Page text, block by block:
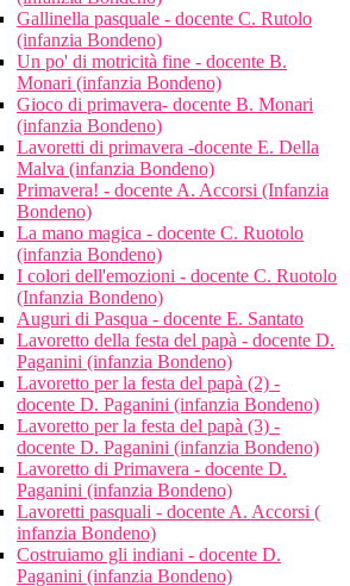
Gallinella pasquale - docente C. Rutolo
(infanzia Bondeno)
Un po' di motricità fine - docente B.
Monari (infanzia Bondeno)
Gioco di primavera- docente B. Monari
(infanzia Bondeno)
Lavoretti di primavera -docente E. Della
Malva (infanzia Bondeno)
Primavera! - docente A. Accorsi (Infanzia
Bondeno)
La mano magica - docente C. Ruotolo
(infanzia Bondeno)
I colori dell'emozioni - docente C. Ruotolo
(Infanzia Bondeno)
Auguri di Pasqua - docente E. Santato
Lavoretto della festa del papà - docente D.
Paganini (infanzia Bondeno)
Lavoretto per la festa del papà (2) -
docente D. Paganini (infanzia Bondeno)
Lavoretto per la festa del papà (3) -
docente D. Paganini (infanzia Bondeno)
Lavoretto di Primavera - docente D.
Paganini (infanzia Bondeno)
Lavoretti pasquali - docente A. Accorsi (
infanzia Bondeno)
Costruiamo gli indiani - docente D.
Paganini (infanzia Bondeno)